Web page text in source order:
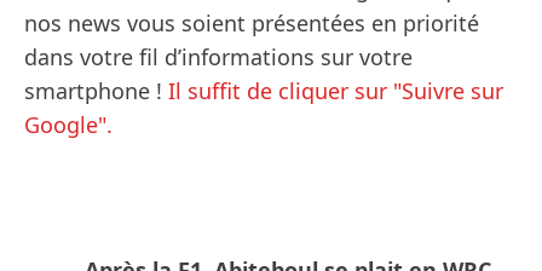
nos news vous soient présentées en priorité
dans votre fil d’informations sur votre
smartphone ! Il suffit de cliquer sur "Suivre sur
Google".